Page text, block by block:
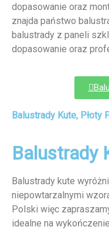
dopasowanie oraz
znajda państwo
balustrady z paneli
dopasowanie oraz
Balustrady Kute, Płoty
Balustrady
Balustrady kute
niepowtarzalnymi
Polski więc
idealne na